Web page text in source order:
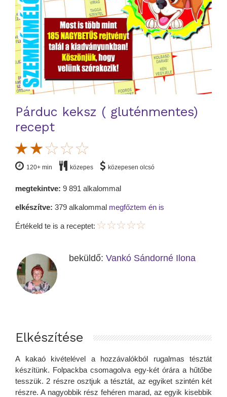
Párduc keksz ( gluténmentes)
recept
120+ min közepes közepesen olcsó
megtekintve: 9 891 alkalommal
elkészítve: 379 alkalommal megfőztem én is
Értékeld te is a receptet:
beküldő: Vankó Sándorné Ilona
Elkészítése
A kakaó kivételével a hozzávalókból rugalmas tésztát
készítünk. Folpackba csomagolva egy-két órára a hűtőbe
tesszük. 2 részre osztjuk a tésztát, az egyiket szintén két
részre. A nagyobbik rész fehéren marad, az egyik kisebbik